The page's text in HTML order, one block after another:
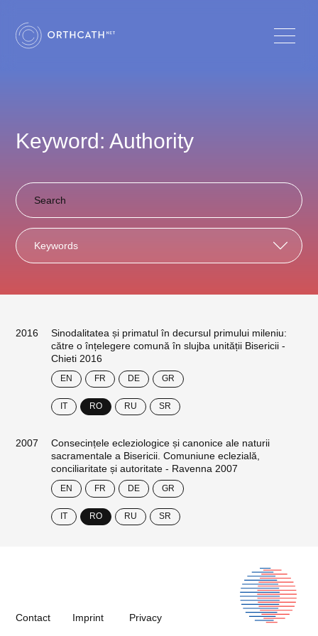
Keyword: Authority
Keywords
2016
Sinodalitatea și primatul în decursul primului mileniu:
către o înțelegere comună în slujba unității Bisericii -
Chieti 2016
EN FR DE GR
IT RO RU SR
2007
Consecințele ecleziologice și canonice ale naturii
sacramentale a Bisericii. Comuniune eclezială,
conciliaritate și autoritate - Ravenna 2007
EN FR DE GR
IT RO RU SR
Contact Imprint Privacy